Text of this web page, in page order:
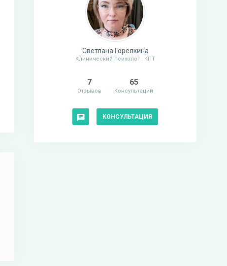
Светлана Горелкина
Клинический психолог , КПТ
7
Отзывов
65
Консультаций
КОНСУЛЬТАЦИЯ